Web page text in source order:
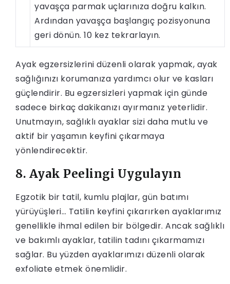
yavaşça parmak uçlarınıza doğru kalkın.
Ardından yavaşça başlangıç ​​pozisyonuna
geri dönün. 10 kez tekrarlayın.
Ayak egzersizlerini düzenli olarak yapmak, ayak
sağlığınızı korumanıza yardımcı olur ve kasları
güçlendirir. Bu egzersizleri yapmak için günde
sadece birkaç dakikanızı ayırmanız yeterlidir.
Unutmayın, sağlıklı ayaklar sizi daha mutlu ve
aktif bir yaşamın keyfini çıkarmaya
yönlendirecektir.
8. Ayak Peelingi Uygulayın
Egzotik bir tatil, kumlu plajlar, gün batımı
yürüyüşleri… Tatilin keyfini çıkarırken ayaklarımız
genellikle ihmal edilen bir bölgedir. Ancak sağlıklı
ve bakımlı ayaklar, tatilin tadını çıkarmamızı
sağlar. Bu yüzden ayaklarımızı düzenli olarak
exfoliate etmek önemlidir.